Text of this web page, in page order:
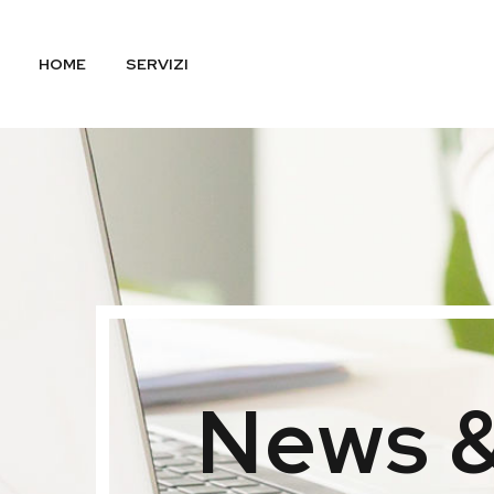
HOME SERVIZI
News